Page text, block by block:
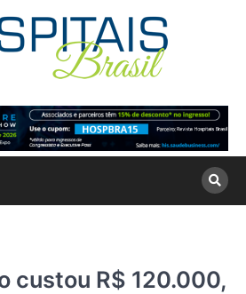
custou R$ 120.000,